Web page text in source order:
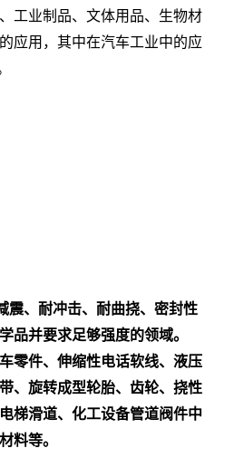
、工业制品、 文体用品、生物材
应用，其中在汽车工业中的应
震、耐冲击、耐曲挠、密封性
品并要求足够强度的领域。
零件、 伸缩性电话软线、 液压
、旋转成型轮胎、齿轮、挠性
梯滑道、 化工设备管道阀件中
料等。